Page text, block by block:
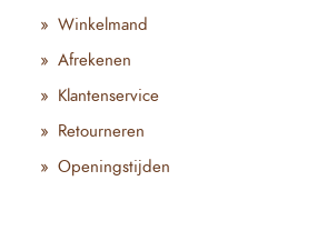
Winkelmand
Afrekenen
Klantenservice
Retourneren
Openingstijden